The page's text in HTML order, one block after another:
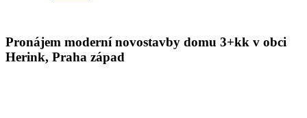
Pronájem moderní novostavby domu 3+kk v obci
Herink, Praha západ